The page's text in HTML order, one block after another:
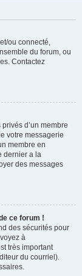
ou connecté,
du forum, ou
Contactez
d’un membre
votre messagerie
membre en
dernier a la
des messages
ce forum !
des sécurités pour
à
très important
du courriel).